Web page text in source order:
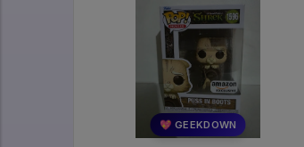
💖 GEEKDOWN